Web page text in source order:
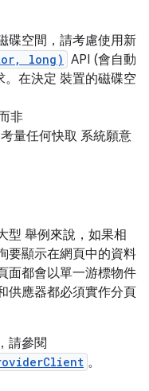
碟空間，請考慮使用新
long) API (會自動
在決定 裝置的磁碟空
非
量任何快取 系統願意
型 舉例來說，如果相
要顯示在網頁中的資料
面都會以單一游標物件
供應器都必須實作分頁
請參閱
。